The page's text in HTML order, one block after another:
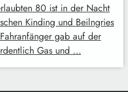
80 ist in der Nacht
Kinding und Beilngries
gab auf der
Gas und …